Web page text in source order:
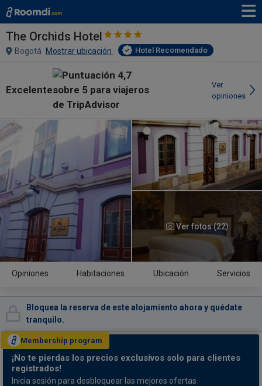
The Orchids Hotel
Bogotá Mostrar ubicación Hotel Recomendado
Excelente
Ver
opiniones
Ver fotos (22)
Opiniones Habitaciones Ubicación Servicios
Bloquea la reserva de este alojamiento ahora y quédate
tranquilo.
Membership program
¡No te pierdas los precios exclusivos solo para clientes
registrados!
Inicia sesión para desbloquear las mejores ofertas